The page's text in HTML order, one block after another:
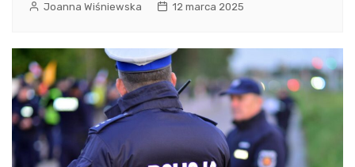
Joanna Wiśniewska 12 marca 2025